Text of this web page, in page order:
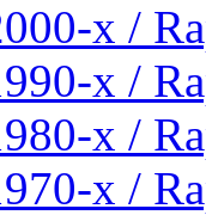
х /
х /
х /
х /